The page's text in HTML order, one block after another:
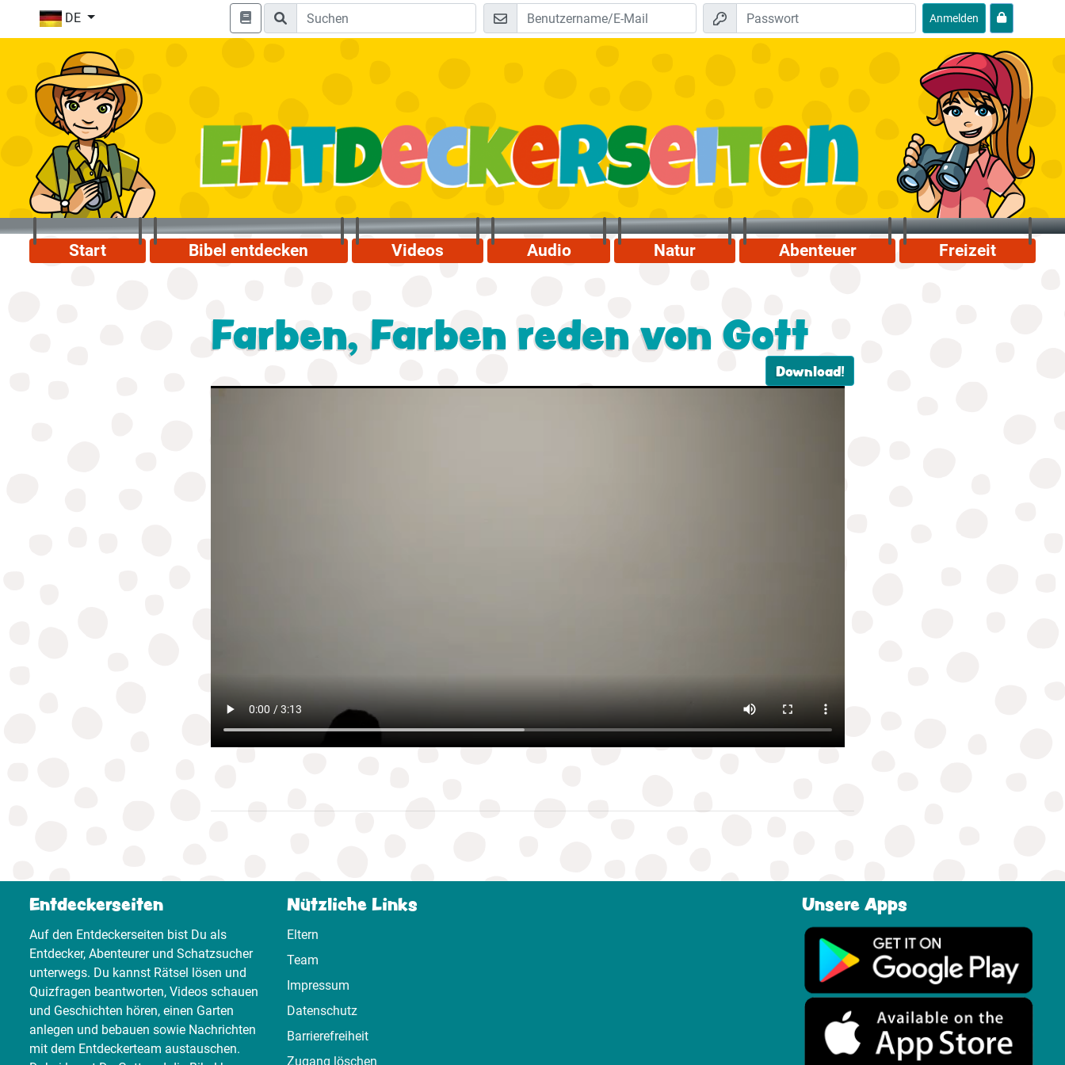
DE Anmelden
Start Bibel entdecken Videos Audio Natur Abenteuer Freizeit
Farben, Farben reden von Gott
Download!
Entdeckerseiten
Auf den Entdeckerseiten bist Du als
Entdecker, Abenteurer und Schatzsucher
unterwegs. Du kannst Rätsel lösen und
Quizfragen beantworten, Videos schauen
und Geschichten hören, einen Garten
anlegen und bebauen sowie Nachrichten
mit dem Entdeckerteam austauschen.
Nützliche Links
Eltern
Team
Impressum
Datenschutz
Barrierefreiheit
Zugang löschen
Unsere Apps